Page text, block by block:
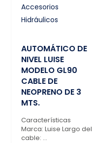
Accesorios
Hidráulicos
AUTOMÁTICO DE
NIVEL LUISE
MODELO GL90
CABLE DE
NEOPRENO DE 3
MTS.
Características
Marca: Luise Largo del
cable: ...